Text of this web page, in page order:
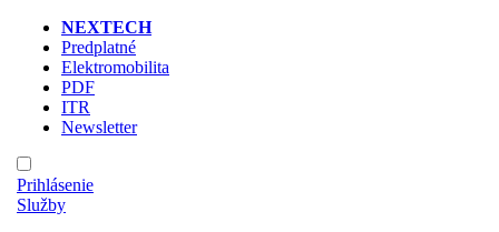
NEXTECH
Predplatné
Elektromobilita
PDF
ITR
Newsletter
Prihlásenie
Služby